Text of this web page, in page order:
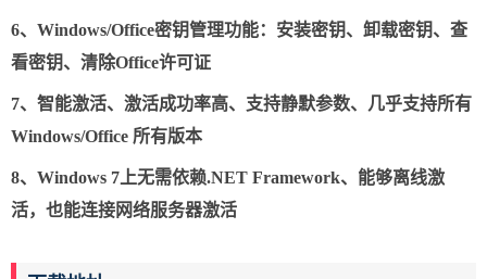
6、Windows/Office密钥管理功能：安装密钥、卸载密钥、查
看密钥、清除Office许可证
7、智能激活、激活成功率高、支持静默参数、几乎支持所有
Windows/Office 所有版本
8、Windows 7上无需依赖.NET Framework、能够离线激
活，也能连接网络服务器激活